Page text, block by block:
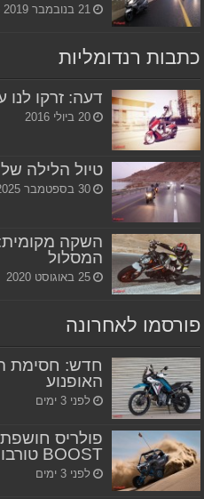
21 בנובמבר 2019
כתבות רנדומליות
דעה: זרקו לנו
20 ביולי 2016
טיול הלילה של
30 בספטמבר 2025
המסלול
25 באוגוסט 2020
פורסמו לאחרונה
חדש: חסימת
האופנוע
לפני 3 ימים
BOOST טורבו
לפני 3 ימים